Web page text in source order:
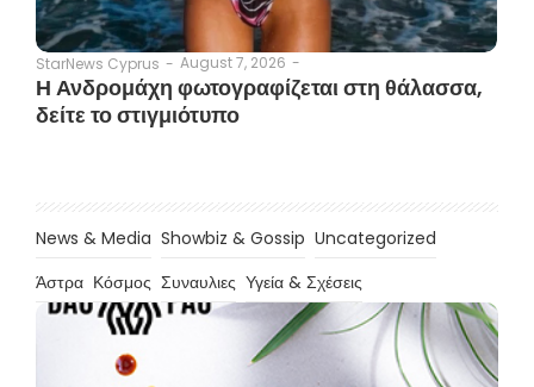
StarNews Cyprus - August 7, 2026 -
Η Ανδρομάχη φωτογραφίζεται στη θάλασσα,
δείτε το στιγμιότυπο
News & Media Showbiz & Gossip Uncategorized
Άστρα Κόσμος Συναυλιες Υγεία & Σχέσεις